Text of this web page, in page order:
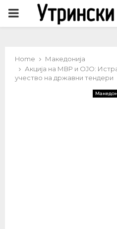
PRIMARY
Home
Македонија
Акција на МВР и ОЈО:
учество на државни тендери